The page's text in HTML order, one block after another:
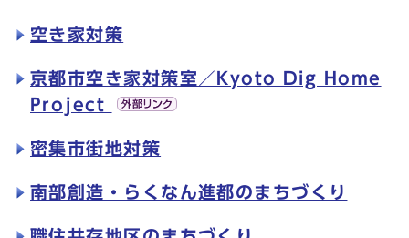
空き家対策
京都市空き家対策室／Kyoto Dig Home
Project
密集市街地対策
南部創造・らくなん進都のまちづくり